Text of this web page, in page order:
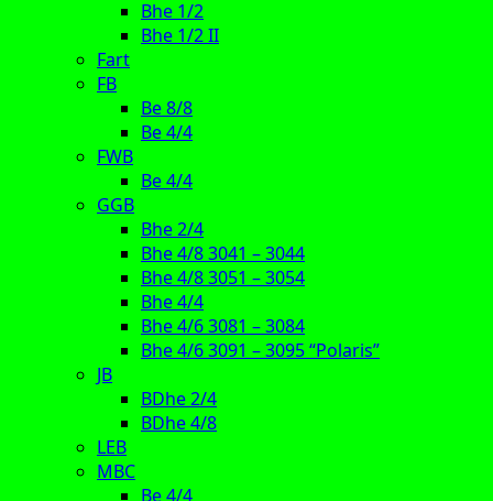
Bhe 1/2
Bhe 1/2 II
Fart
FB
Be 8/8
Be 4/4
FWB
Be 4/4
GGB
Bhe 2/4
Bhe 4/8 3041 – 3044
Bhe 4/8 3051 – 3054
Bhe 4/4
Bhe 4/6 3081 – 3084
Bhe 4/6 3091 – 3095 “Polaris”
JB
BDhe 2/4
BDhe 4/8
LEB
MBC
Be 4/4